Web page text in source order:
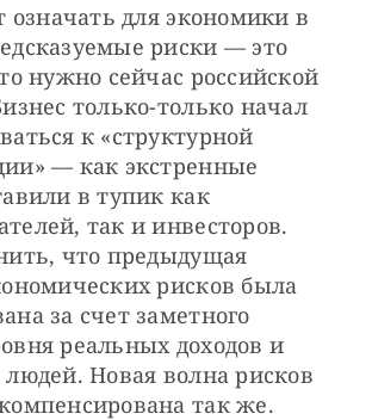
означать для экономики в
риски — это
нужно сейчас российской
только-только начал
к «структурной
— как экстренные
в тупик как
так и инвесторов.
что предыдущая
рисков была
за счет заметного
реальных доходов и
Новая волна рисков
так же.